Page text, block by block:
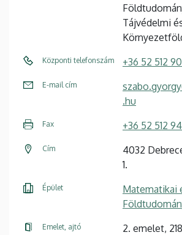
Tájvédelmi
Központi telefonszám +36 52 512
E-mail cím
.hu
Fax +36 52 512
Cím
4032
1.
Épület
Matematikai
Emelet, ajtó 2. emelet,